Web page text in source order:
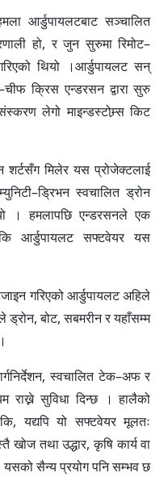
आर्डुपायलटबाट सञ्चालित
हो, र जुन सुरुमा रिमोट–
थियो ।आर्डुपायलट सन्
क्रिस एन्डरसन द्वारा सुरु
लेगो माइन्डस्टोम्र्स किट
मिलेर यस प्रोजेक्टलाई
स्वचालित ड्रोन
। हमलापछि एन्डरसनले एक
आर्डुपायलट सफ्टवेयर यस
गरिएको आर्डुपायलट अहिले
बोट, सबमरीन र यहाँसम्म
स्वचालित टेक–अफ र
राख्ने सुविधा दिन्छ । हालैको
यद्यपि यो सफ्टवेयर मूलतः
खोज तथा उद्धार, कृषि कार्य वा
यसको सैन्य प्रयोग पनि सम्भव छ